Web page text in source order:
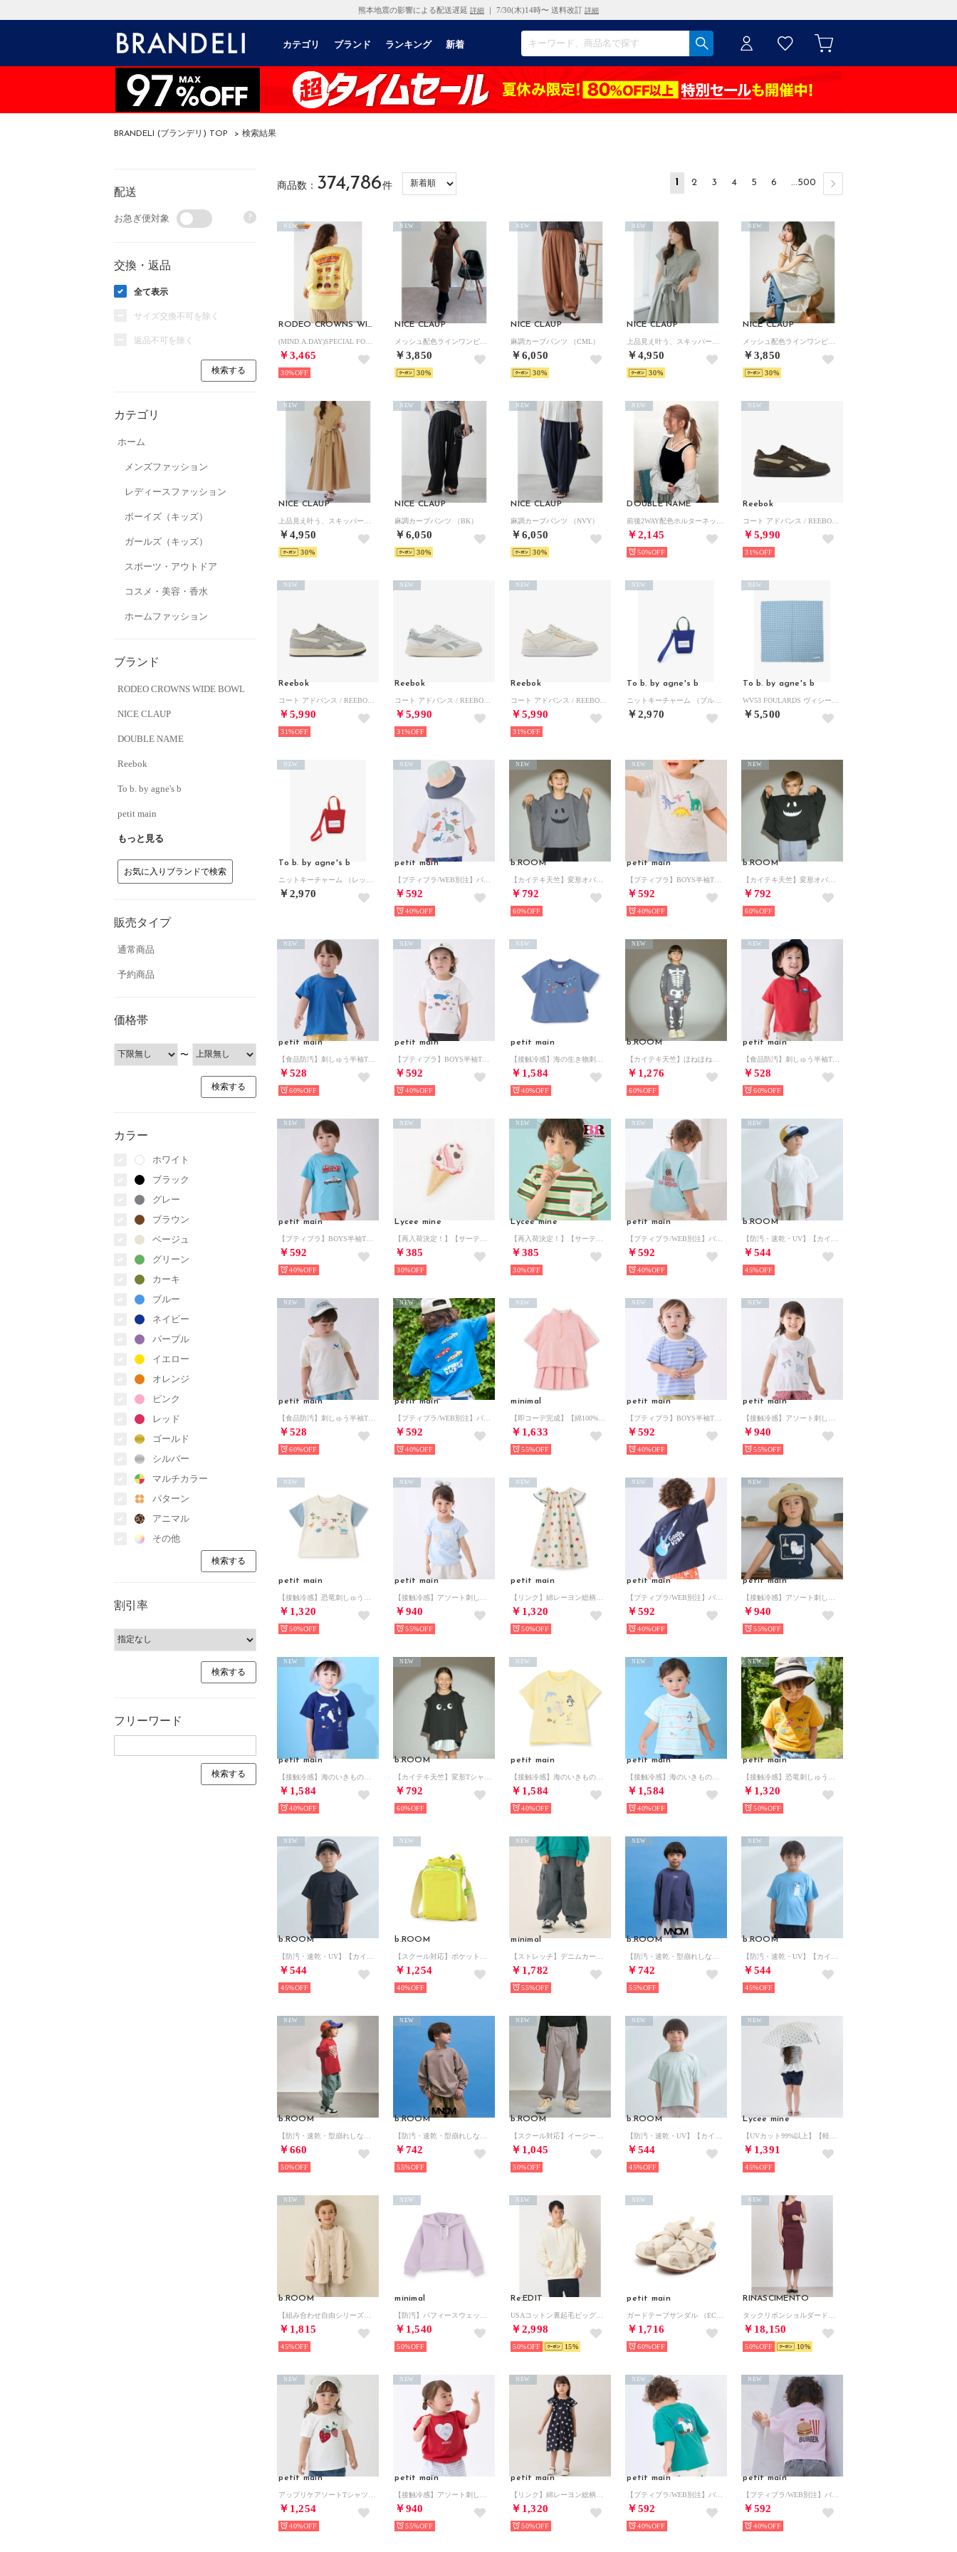
熊本地震の影響による配送遅延 詳細 ｜ 7/30(木)14時〜 送料改訂 詳細
カテゴリ ブランド ランキング 新着
BRANDELI (ブランデリ) TOP > 検索結果
配送
お急ぎ便対象 ?
交換・返品
全て表示
サイズ交換不可を除く
返品不可を除く
カテゴリ
ホーム
メンズファッション
レディースファッション
ボーイズ（キッズ）
ガールズ（キッズ）
スポーツ・アウトドア
コスメ・美容・香水
ホームファッション
ブランド
RODEO CROWNS WIDE BOWL
NICE CLAUP
DOUBLE NAME
Reebok
To b. by agne's b
petit main
もっと見る
お気に入りブランドで検索
販売タイプ
通常商品
予約商品
価格帯
〜
カラー
ホワイト
ブラック
グレー
ブラウン
ベージュ
グリーン
カーキ
ブルー
ネイビー
パープル
イエロー
オレンジ
ピンク
レッド
ゴールド
シルバー
マルチカラー
パターン
アニマル
その他
割引率
フリーワード
商品数： 374,786件 1 2 3 4 5 6 ...500
RODEO CROWNS WIDE BOWL
￥3,465
NEW
30%
NICE CLAUP
￥3,850
NEW
30
NICE CLAUP
麻調カーブパンツ （CML）
￥6,050
NEW
30
NICE CLAUP
￥4,950
NEW
30
NICE CLAUP
￥3,850
NEW
30
NICE CLAUP
￥4,950
NEW
30
NICE CLAUP
麻調カーブパンツ （BK）
￥6,050
NEW
30
NICE CLAUP
麻調カーブパンツ （NVY）
￥6,050
NEW
30
DOUBLE NAME
￥2,145
NEW
50%
Reebok
￥5,990
NEW
31%
Reebok
￥5,990
NEW
31%
Reebok
￥5,990
NEW
31%
Reebok
￥5,990
NEW
31%
To b. by agne's b
￥2,970
NEW
To b. by agne's b
￥5,500
NEW
To b. by agne's b
￥2,970
NEW
petit main
￥592
NEW
40%
b.ROOM
￥792
NEW
60%
petit main
￥592
NEW
40%
b.ROOM
￥792
NEW
60%
petit main
￥528
NEW
60%
petit main
￥592
NEW
40%
petit main
￥1,584
NEW
40%
b.ROOM
￥1,276
NEW
60%
petit main
￥528
NEW
60%
petit main
￥592
NEW
40%
Lycee mine
￥385
NEW
30%
Lycee mine
￥385
NEW
30%
petit main
￥592
NEW
40%
b.ROOM
￥544
NEW
45%
petit main
￥528
NEW
60%
petit main
￥592
NEW
40%
minimal
￥1,633
NEW
55%
petit main
￥592
NEW
40%
petit main
￥940
NEW
55%
petit main
￥1,320
NEW
50%
petit main
￥940
NEW
55%
petit main
￥1,320
NEW
50%
petit main
￥592
NEW
40%
petit main
￥940
NEW
55%
petit main
￥1,584
NEW
40%
b.ROOM
￥792
NEW
60%
petit main
￥1,584
NEW
40%
petit main
￥1,584
NEW
40%
petit main
￥1,320
NEW
50%
b.ROOM
￥544
NEW
45%
b.ROOM
￥1,254
NEW
40%
minimal
￥1,782
NEW
55%
b.ROOM
￥742
NEW
55%
b.ROOM
￥544
NEW
45%
b.ROOM
￥660
NEW
50%
b.ROOM
￥742
NEW
55%
b.ROOM
￥1,045
NEW
50%
b.ROOM
￥544
NEW
45%
Lycee mine
￥1,391
NEW
45%
b.ROOM
￥1,815
NEW
45%
minimal
￥1,540
NEW
50%
Re:EDIT
￥2,998
NEW
50% 15
petit main
￥1,716
NEW
60%
RINASCIMENTO
￥18,150
NEW
50% 10
petit main
￥1,254
NEW
40%
petit main
￥940
NEW
55%
petit main
￥1,320
NEW
50%
petit main
￥592
NEW
40%
petit main
￥592
NEW
40%